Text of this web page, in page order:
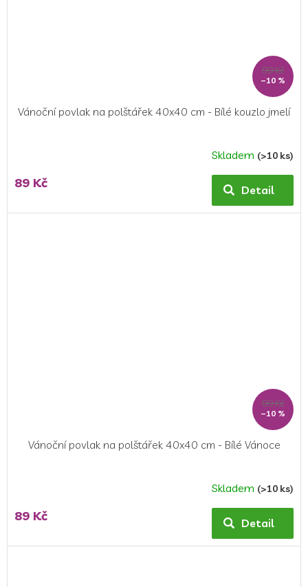
99 Kč
–10 %
Vánoční povlak na polštářek 40x40 cm - Bílé kouzlo jmelí
Skladem (>10 ks)
89 Kč Detail
99 Kč
–10 %
Vánoční povlak na polštářek 40x40 cm - Bílé Vánoce
Skladem (>10 ks)
89 Kč Detail